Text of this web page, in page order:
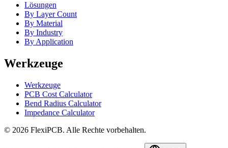
Lösungen
By Layer Count
By Material
By Industry
By Application
Werkzeuge
Werkzeuge
PCB Cost Calculator
Bend Radius Calculator
Impedance Calculator
© 2026 FlexiPCB. Alle Rechte vorbehalten.